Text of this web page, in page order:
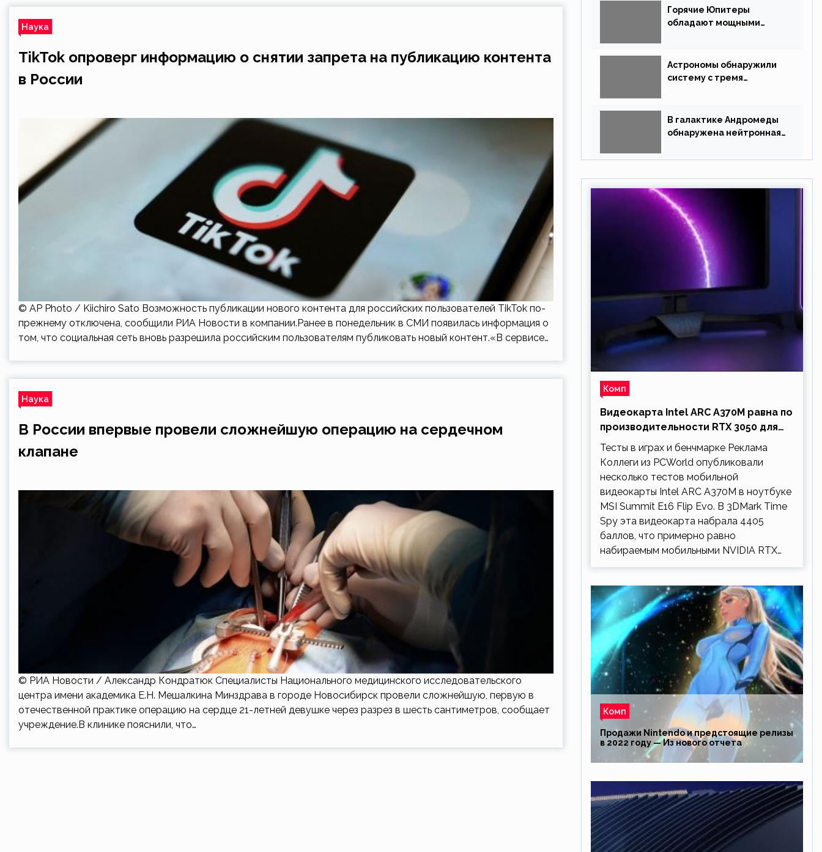
Наука
TikTok опроверг информацию о снятии запрета на публикацию контента
в России
© AP Photo / Kiichiro Sato Возможность публикации нового контента для российских пользователей TikTok по-
прежнему отключена, сообщили РИА Новости в компании.Ранее в понедельник в СМИ появилась информация о
том, что социальная сеть вновь разрешила российским пользователям публиковать новый контент.«В сервисе…
Наука
В России впервые провели сложнейшую операцию на сердечном
клапане
© РИА Новости / Александр Кондратюк Специалисты Национального медицинского исследовательского
центра имени академика Е.Н. Мешалкина Минздрава в городе Новосибирск провели сложнейшую, первую в
отечественной практике операцию на сердце 21-летней девушке через разрез в шесть сантиметров, сообщает
учреждение.В клинике пояснили, что…
Горячие Юпитеры
обладают мощными
Астрономы обнаружили
систему с тремя
В галактике Андромеды
обнаружена нейтронная
Комп
Видеокарта Intel ARC A370M равна по
производительности RTX 3050 для
ноутбуков
Тесты в играх и бенчмарке Реклама
Коллеги из PCWorld опубликовали
несколько тестов мобильной
видеокарты Intel ARC A370M в ноутбуке
MSI Summit E16 Flip Evo. В 3DMark Time
Spy эта видеокарта набрала 4405
баллов, что примерно равно
набираемым мобильными NVIDIA RTX…
Комп
Продажи Nintendo и предстоящие релизы
в 2022 году — Из нового отчета